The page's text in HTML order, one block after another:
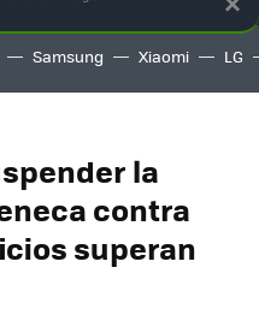
Samsung Xiaomi LG
la
contra
superan